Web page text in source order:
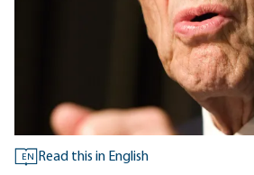
EN Read this in English